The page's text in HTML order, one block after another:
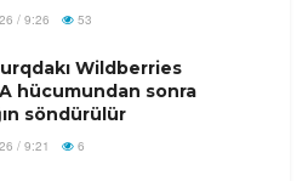
/ 9:26 53
Wildberries
hücumundan sonra
söndürülür
/ 9:21 6